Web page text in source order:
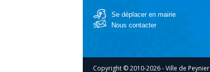
Se déplacer en mairie
Nous contacter
Copyright © 2010-2026 - Ville de Peynier